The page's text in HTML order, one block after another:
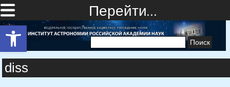
Открыть панель инструментов
Перейти…
Найти:
diss